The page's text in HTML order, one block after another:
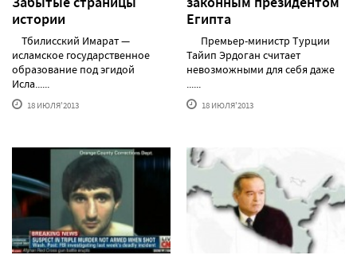
истории
Тбилисский Имарат —
исламское государственное
образование под эгидой
Исла......
18 ИЮЛЯ'2013
Египта
Премьер-министр Турции
Тайип Эрдоган считает
невозможными для себя даже
......
18 ИЮЛЯ'2013